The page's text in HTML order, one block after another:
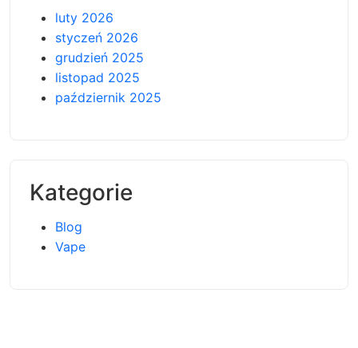
luty 2026
styczeń 2026
grudzień 2025
listopad 2025
październik 2025
Kategorie
Blog
Vape